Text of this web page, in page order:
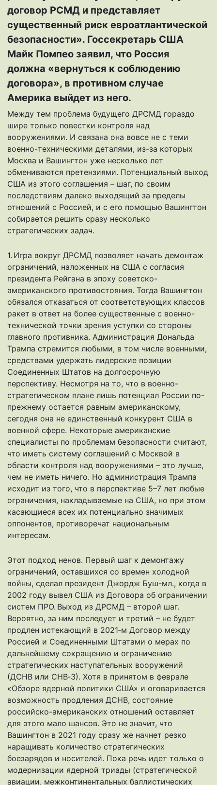
договор РСМД и представляет
существенный риск евроатлантической
безопасности». Госсекретарь США
Майк Помпео заявил, что Россия
должна «вернуться к соблюдению
договора», в противном случае
Америка выйдет из него.
Между тем проблема будущего ДРСМД гораздо
шире только повестки контроля над
вооружениями. И связана она вовсе не с теми
военно-техническими деталями, из-за которых
Москва и Вашингтон уже несколько лет
обмениваются претензиями. Потенциальный выход
США из этого соглашения – шаг, по своим
последствиям далеко выходящий за пределы
отношений с Россией, и с его помощью Вашингтон
собирается решить сразу несколько
стратегических задач.
1. Игра вокруг ДРСМД позволяет начать демонтаж
ограничений, наложенных на США с согласия
президента Рейгана в эпоху советско-
американского противостояния. Тогда Вашингтон
обязался отказаться от соответствующих классов
ракет в ответ на более существенные с военно-
технической точки зрения уступки со стороны
главного противника. Администрация Дональда
Трампа стремится любыми, в том числе военными,
средствами удержать лидерские позиции
Соединенных Штатов на долгосрочную
перспективу. Несмотря на то, что в военно-
стратегическом плане лишь потенциал России по-
прежнему остается равным американскому,
сегодня она не единственный конкурент США в
военной сфере. Некоторые американские
специалисты по проблемам безопасности считают,
что иметь систему соглашений с Москвой в
области контроля над вооружениями – это лучше,
чем не иметь ничего. Но администрация Трампа
исходит из того, что в перспективе 5–7 лет любые
ограничения, накладываемые на США, но при этом
касающиеся всех их потенциально значимых
оппонентов, противоречат национальным
интересам.
Этот подход ненов. Первый шаг к демонтажу
ограничений, оставшихся со времен холодной
войны, сделал президент Джордж Буш-мл., когда в
2002 году вывел США из Договора об ограничении
систем ПРО. Выход из ДРСМД – второй шаг.
Вероятно, за ним последует и третий – не будет
продлен истекающий в 2021‑м Договор между
Россией и Соединенными Штатами о мерах по
дальнейшему сокращению и ограничению
стратегических наступательных вооружений
(ДСНВ или СНВ‑3). Хотя в принятом в феврале
«Обзоре ядерной политики США» и оговаривается
возможность продления ДСНВ, состояние
российско-американских отношений оставляет
для этого мало шансов. Это не значит, что
Вашингтон в 2021 году сразу же начнет резко
наращивать количество стратегических
боезарядов и носителей. Пока речь идет только о
модернизации ядерной триады (стратегической
авиации, межконтинентальных баллистических